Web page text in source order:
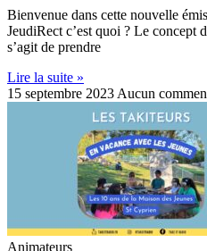
Bienvenue dans cette nouvelle
JeudiRect c’est quoi ? Le concept
s’agit de prendre
Lire la suite »
15 septembre 2023 Aucun
Animateurs